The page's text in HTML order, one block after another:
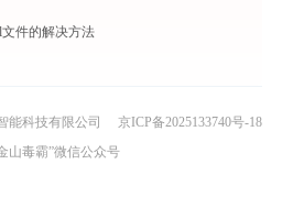
件的解决方法
能科技有限公司
京ICP备2025133740号-18
山毒霸”微信公众号